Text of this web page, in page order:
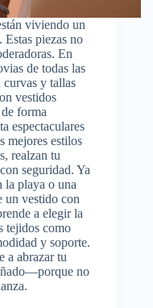
viviendo un
piezas no
En
de todas las
curvas y tallas
vestidos
forma
espectaculares
mejores estilos
realzan tu
seguridad. Ya
la playa o una
un vestido con
a elegir la
tejidos como
y soporte.
a abrazar tu
no